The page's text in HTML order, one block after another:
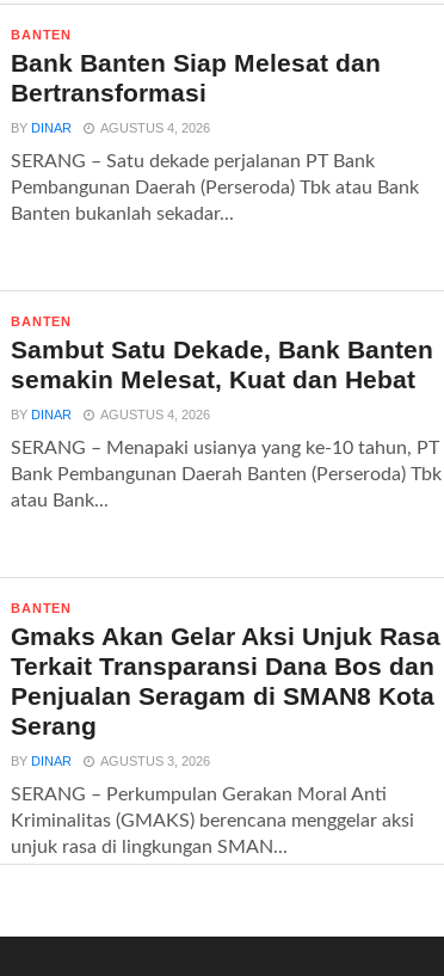
BANTEN
Bank Banten Siap Melesat dan
Bertransformasi
BYDINAR AGUSTUS 4, 2026
SERANG – Satu dekade perjalanan PT Bank
Pembangunan Daerah (Perseroda) Tbk atau Bank
Banten bukanlah sekadar...
BANTEN
Sambut Satu Dekade, Bank Banten
semakin Melesat, Kuat dan Hebat
BYDINAR AGUSTUS 4, 2026
SERANG – Menapaki usianya yang ke-10 tahun, PT
Bank Pembangunan Daerah Banten (Perseroda) Tbk
atau Bank...
BANTEN
Gmaks Akan Gelar Aksi Unjuk Rasa
Terkait Transparansi Dana Bos dan
Penjualan Seragam di SMAN8 Kota
Serang
BYDINAR AGUSTUS 3, 2026
SERANG – Perkumpulan Gerakan Moral Anti
Kriminalitas (GMAKS) berencana menggelar aksi
unjuk rasa di lingkungan SMAN...